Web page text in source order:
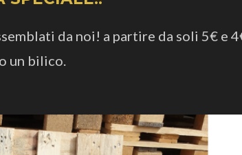
da noi! a partire da soli 5€ e
un bilico.